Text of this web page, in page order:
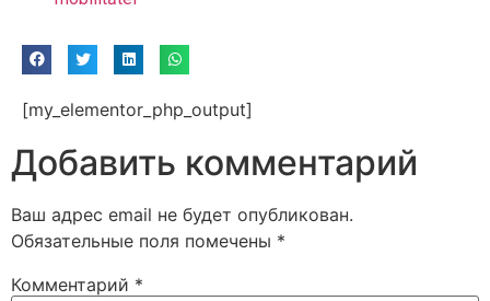
[my_elementor_php_output]
Добавить комментарий
Ваш адрес email не будет опубликован.
Обязательные поля помечены *
Комментарий *